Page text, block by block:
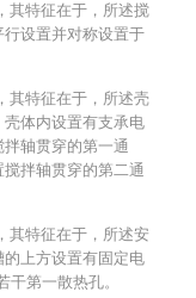
其特征在于，所述搅
设置并对称设置于
其特征在于，所述壳
体内设置有支承电
轴贯穿的第一通
拌轴贯穿的第二通
其特征在于，所述安
上方设置有固定电
第一散热孔。